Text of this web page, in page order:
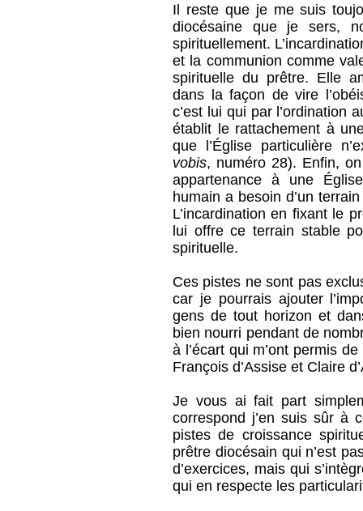
Il reste que je me suis
diocésaine que je sers,
spirituellement.
et la communion comme
spirituelle du prêtre. Elle
dans la façon de vire
c’est lui qui par l’ordination
établit le rattachement à
que l’Église particulière
vobis, numéro 28). Enfin,
appartenance à une Église
humain a besoin d’un
L’incardination en fixant le
lui offre ce terrain stable
spirituelle.
Ces pistes ne sont pas
car je pourrais ajouter
gens de tout horizon et
bien nourri pendant de
à l’écart qui m’ont permis
François d’Assise et Claire
Je vous ai fait part
correspond j’en suis sûr à
pistes de croissance
prêtre diocésain qui n’est
d’exercices, mais qui
qui en respecte les